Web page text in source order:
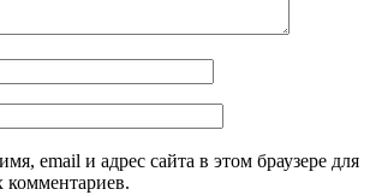
email и адрес сайта в этом браузере для